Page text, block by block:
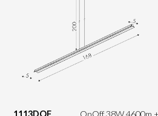
1113DOF
OnOff 38W 4600m